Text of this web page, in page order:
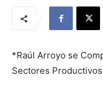
*Raúl Arroyo se
Sectores